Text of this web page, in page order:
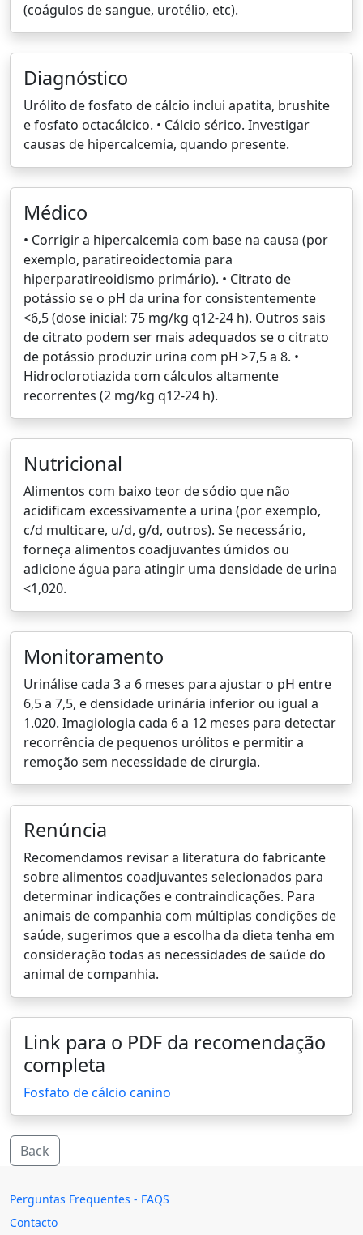
(coágulos de sangue, urotélio, etc).
Diagnóstico
Urólito de fosfato de cálcio inclui apatita, brushite
e fosfato octacálcico. • Cálcio sérico. Investigar
causas de hipercalcemia, quando presente.
Médico
• Corrigir a hipercalcemia com base na causa (por
exemplo, paratireoidectomia para
hiperparatireoidismo primário). • Citrato de
potássio se o pH da urina for consistentemente
<6,5 (dose inicial: 75 mg/kg q12-24 h). Outros sais
de citrato podem ser mais adequados se o citrato
de potássio produzir urina com pH >7,5 a 8. •
Hidroclorotiazida com cálculos altamente
recorrentes (2 mg/kg q12-24 h).
Nutricional
Alimentos com baixo teor de sódio que não
acidificam excessivamente a urina (por exemplo,
c/d multicare, u/d, g/d, outros). Se necessário,
forneça alimentos coadjuvantes úmidos ou
adicione água para atingir uma densidade de urina
<1,020.
Monitoramento
Urinálise cada 3 a 6 meses para ajustar o pH entre
6,5 a 7,5, e densidade urinária inferior ou igual a
1.020. Imagiologia cada 6 a 12 meses para detectar
recorrência de pequenos urólitos e permitir a
remoção sem necessidade de cirurgia.
Renúncia
Recomendamos revisar a literatura do fabricante
sobre alimentos coadjuvantes selecionados para
determinar indicações e contraindicações. Para
animais de companhia com múltiplas condições de
saúde, sugerimos que a escolha da dieta tenha em
consideração todas as necessidades de saúde do
animal de companhia.
Link para o PDF da recomendação
completa
Fosfato de cálcio canino
Back
Perguntas Frequentes - FAQS
Contacto